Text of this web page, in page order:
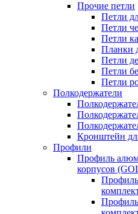
Прочие петли
Петли
Петли
Петли
Планки
Петли
Петли
Петли
Полкодержатели
Кронштейн
Профили
Профиль
корпусов